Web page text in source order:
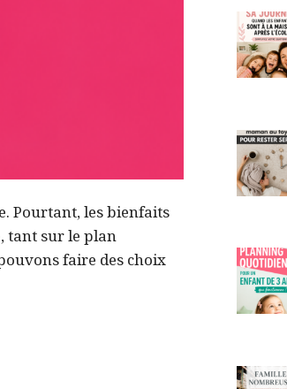
Pourtant, les bienfaits
tant sur le plan
faire des choix